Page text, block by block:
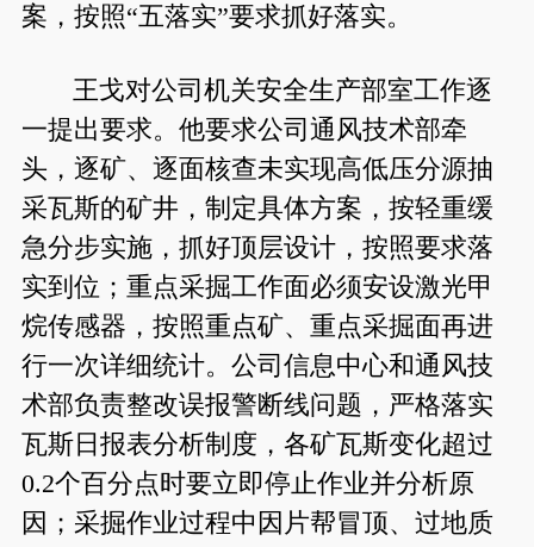
案，按照“五落实”要求抓好落实。
王戈对公司机关安全生产部室工作逐
一提出要求。他要求公司通风技术部牵
头，逐矿、逐面核查未实现高低压分源抽
采瓦斯的矿井，制定具体方案，按轻重缓
急分步实施，抓好顶层设计，按照要求落
实到位；重点采掘工作面必须安设激光甲
烷传感器，按照重点矿、重点采掘面再进
行一次详细统计。公司信息中心和通风技
术部负责整改误报警断线问题，严格落实
瓦斯日报表分析制度，各矿瓦斯变化超过
0.2个百分点时要立即停止作业并分析原
因；采掘作业过程中因片帮冒顶、过地质